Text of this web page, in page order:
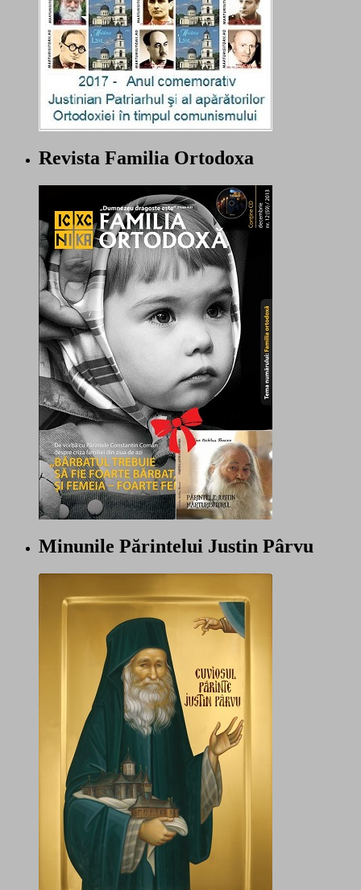
Revista Familia Ortodoxa
Minunile Părintelui Justin Pârvu